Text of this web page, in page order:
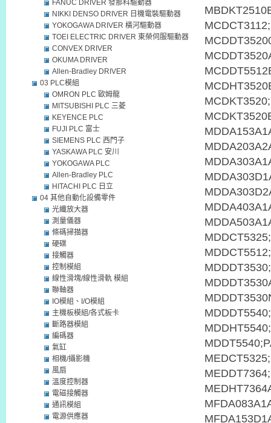
FANUC DRIVER 發那科驅動器
NIKKI DENSO DRIVER 日機電裝驅動器
YOKOGAWA DRIVER 橫河驅動器
TOEI ELECTRIC DRIVER 東榮伺服驅動器
CONVEX DRIVER
OKUMA DRIVER
Allen-Bradley DRIVER
03 PLC模組
OMRON PLC 歐姆龍
MITSUBISHI PLC 三菱
KEYENCE PLC
FUJI PLC 富士
SIEMENS PLC 西門子
YASKAWA PLC 安川
YOKOGAWA PLC
Allen-Bradley PLC
HITACHI PLC 日立
04 其他自動化設備零件
光纖放大器
測量儀器
條碼掃描器
硬碟
接觸器
控制模組
線性滑塊/線性滑軌 模組
聯軸器
IO模組、I/O模組
主機板模組/各式板卡
斷路器模組
編碼器
氣缸
相機/攝影機
風扇
溫度控制器
電磁接觸器
通訊模組
電源供應器